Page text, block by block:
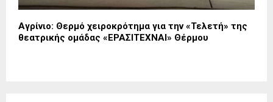
Αγρίνιο: Θερμό χειροκρότημα για την «Τελετή» της
θεατρικής ομάδας «ΕΡΑΣΙΤΕΧΝΑΙ» Θέρμου